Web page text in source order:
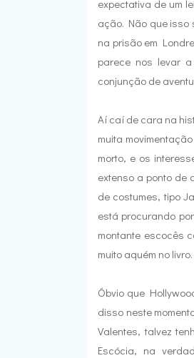
expectativa de um
ação. Não que isso
na prisão em
parece nos levar
conjunção de
Aí caí de cara na
muita
morto, e os
extenso a ponto de
de costumes, tipo
está procurando
montante escocês
muito aquém no livro.
Óbvio que
disso neste
Valentes, talvez
Escócia, na